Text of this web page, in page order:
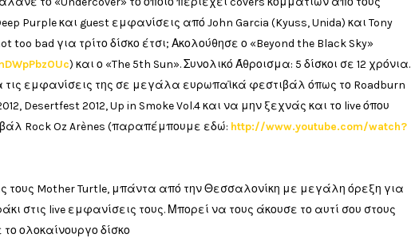
Purple και guest εμφανίσεις από John Garcia (Kyuss, Unida) και Tony
too bad για τρίτο δίσκο έτσι; Ακολούθησε ο «Beyond the Black Sky»
) και ο «The 5th Sun». Συνολικό Άθροισμα: 5 δίσκοι σε 12 χρόνια.
εμφανίσεις της σε μεγάλα ευρωπαϊκά φεστιβάλ όπως το Roadburn
Desertfest 2012, Up in Smoke Vol.4 και να μην ξεχνάς και το live όπου
Rock Oz Arènes (παραπέμπουμε εδώ: http://www.youtube.com/watch?
τους Mother Turtle, μπάντα από την Θεσσαλονίκη με μεγάλη όρεξη για
στις live εμφανίσεις τους. Μπορεί να τους άκουσε το αυτί σου στους
ολοκαίνουργο δίσκο